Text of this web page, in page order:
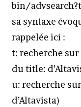
bin/
sa syntaxe
rappelée ici :
t: recherche
du title:
u: recherche
d’Altavista)